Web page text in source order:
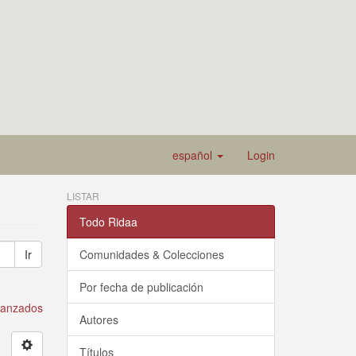
español Login
Ir
LISTAR
Todo Ridaa
Comunidades & Colecciones
Por fecha de publicación
Autores
Títulos